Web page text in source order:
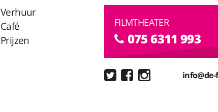
Verhuur
Café
Prijzen
FILMTHEATER
075 6311 993